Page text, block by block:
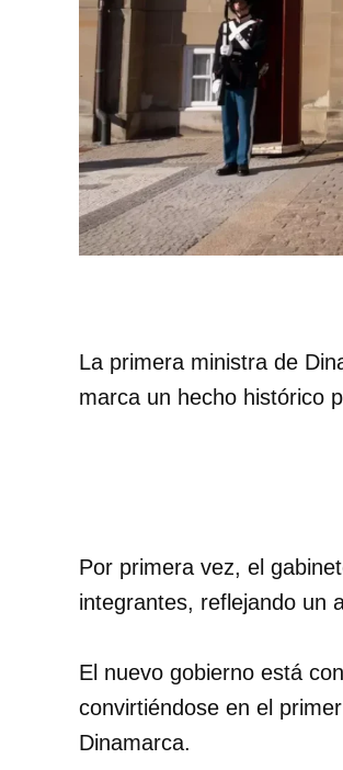
La primera ministra de
marca un hecho histórico
Por primera vez, el
integrantes, reflejando un
El nuevo gobierno está
convirtiéndose en el
Dinamarca.